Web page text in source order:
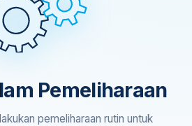
Pemeliharaan
pemeliharaan rutin untuk